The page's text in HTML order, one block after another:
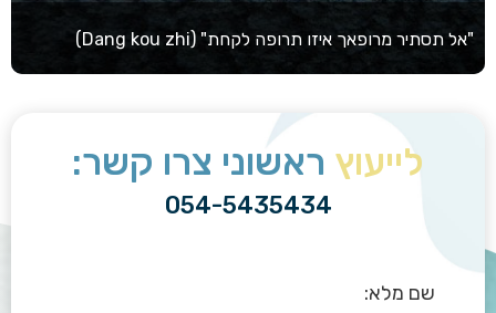
"אל תסתיר מרופאך איזו תרופה לקחת" (Dang kou zhi)
לייעוץ ראשוני צרו קשר:
054-5435434